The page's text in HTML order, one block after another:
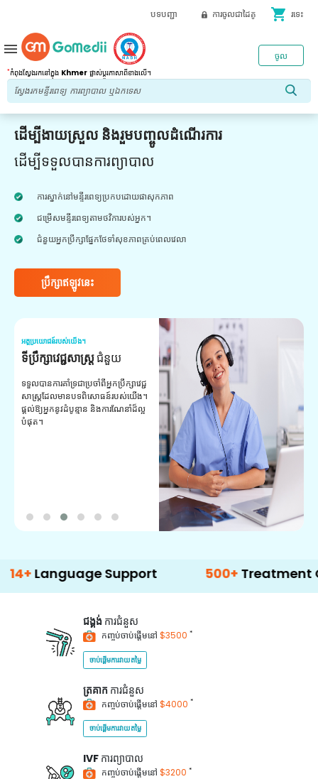
បទបញ្ជា ការចូលជាដៃគូ shopping_cart រទេះ
*កំពុងស្វែងរកនៅក្នុង Khmer ផ្លាស់ប្តូរភាសាពីខាងលើ។
ចូល
menu
ដើម្បីងាយស្រួល និងរួមបញ្ចូលដំណើរការ
ដើម្បីទទួលបានការព្យាបាល
ការស្នាក់នៅមន្ទីរពេទ្យប្រកបដោយផាសុកភាព
ជម្រើសមន្ទីរពេទ្យតាមថវិការបស់អ្នក។
ជំនួយអ្នកប្រឹក្សាផ្នែកថែទាំសុខភាពគ្រប់ពេលវេលា
ប្រឹក្សាឥឡូវនេះ
អត្ថប្រយោជន៍របស់យើង។
ទីប្រឹក្សាវេជ្ជសាស្ត្រជំនួយ
ទទួលបានការគាំទ្រជាប្រចាំពីអ្នកប្រឹក្សាវេជ្ជ
សាស្ត្រដែលមានបទពិសោធន៍របស់យើង។
ផ្តល់ឱ្យអ្នកនូវដំបូន្មាន និងការណែនាំដ៏ល្អ
បំផុត។
Support 500+ Treatment Options
ជង្គង់ ការជំនួស
កញ្ចប់ចាប់ផ្តើមនៅ $3500 *
ចាប់ផ្តើមការវាយតម្លៃ
ត្រគាក ការជំនួស
កញ្ចប់ចាប់ផ្តើមនៅ $4000 *
ចាប់ផ្តើមការវាយតម្លៃ
IVF ការព្យាបាល
កញ្ចប់ចាប់ផ្តើមនៅ $3200 *